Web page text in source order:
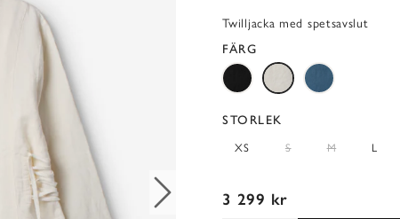
Twilljacka med spetsavslut
FÄRG
STORLEK
XS S M L
3 299 kr